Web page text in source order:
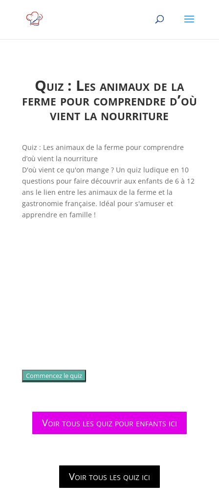
Quiz : Les animaux de la
ferme pour comprendre d’où
vient la nourriture
Quiz : Les animaux de la ferme pour comprendre
d’où vient la nourriture
D'où vient ce qu'on mange ? Un quiz ludique en 10
questions pour faire découvrir aux enfants de 6 à 12
ans le lien entre les animaux de la ferme et la
gastronomie française. Idéal pour s'amuser et
apprendre en famille !
Commencez le quiz
Voir tous les quiz pour enfants ici
Voir tous les quiz ici